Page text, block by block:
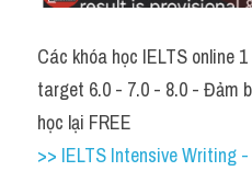
Các khóa học IELTS online
target 6.0 - 7.0 - 8.0 - Đảm
học lại FREE
>> IELTS Intensive Writing